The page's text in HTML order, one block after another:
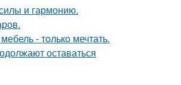
и гармонию.
- только мечтать.
оставаться